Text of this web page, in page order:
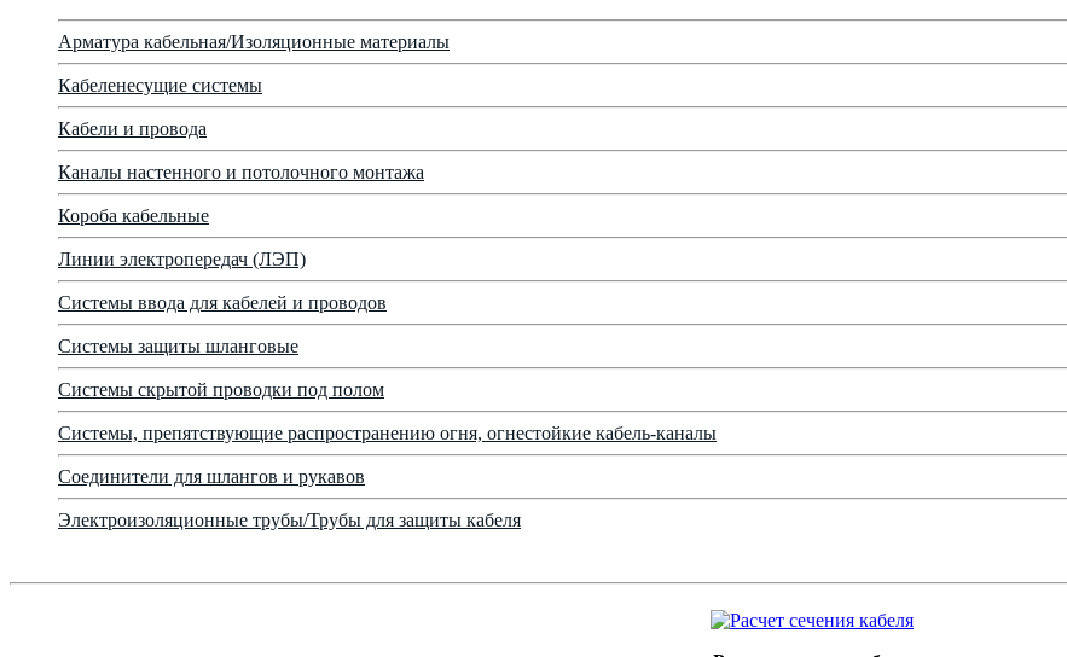
Арматура кабельная/Изоляционные материалы
Кабеленесущие системы
Кабели и провода
Каналы настенного и потолочного монтажа
Короба кабельные
Линии электропередач (ЛЭП)
Системы ввода для кабелей и проводов
Системы защиты шланговые
Системы скрытой проводки под полом
Системы, препятствующие распространению огня, огнестойкие кабель-каналы
Соединители для шлангов и рукавов
Электроизоляционные трубы/Трубы для защиты кабеля